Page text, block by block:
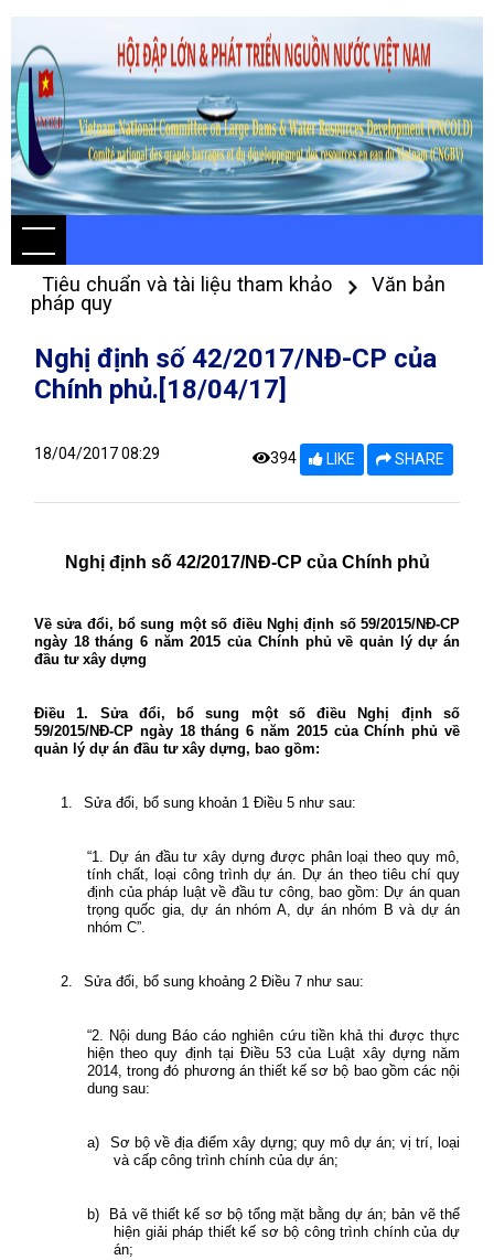
Tiêu chuẩn và tài liệu tham khảo
Văn bản
pháp quy
Nghị định số 42/2017/NĐ-CP của
Chính phủ.[18/04/17]
18/04/2017 08:29 394 LIKE SHARE
Nghị định số 42/2017/NĐ-CP của Chính phủ
Về sửa đổi, bổ sung một số điều Nghị định số 59/2015/NĐ-CP
ngày 18 tháng 6 năm 2015 của Chính phủ về quản lý dự án
đầu tư xây dựng
Điều 1. Sửa đổi, bổ sung một số điều Nghị định số
59/2015/NĐ-CP ngày 18 tháng 6 năm 2015 của Chính phủ về
quản lý dự án đầu tư xây dựng, bao gồm:
1. Sửa đổi, bổ sung khoản 1 Điều 5 như sau:
“1. Dự án đầu tư xây dựng được phân loại theo quy mô,
tính chất, loại công trình dự án. Dự án theo tiêu chí quy
định của pháp luật về đầu tư công, bao gồm: Dự án quan
trọng quốc gia, dự án nhóm A, dự án nhóm B và dự án
nhóm C”.
2. Sửa đổi, bổ sung khoảng 2 Điều 7 như sau:
“2. Nội dung Báo cáo nghiên cứu tiền khả thi được thực
hiện theo quy định tại Điều 53 của Luật xây dựng năm
2014, trong đó phương án thiết kế sơ bộ bao gồm các nội
dung sau:
a)
Sơ bộ về địa điểm xây dựng; quy mô dự án; vị trí, loại
và cấp công trình chính của dự án;
b)
Bả vẽ thiết kế sơ bộ tổng mặt bằng dự án; bản vẽ thể
hiện giải pháp thiết kế sơ bộ công trình chính của dự
án;